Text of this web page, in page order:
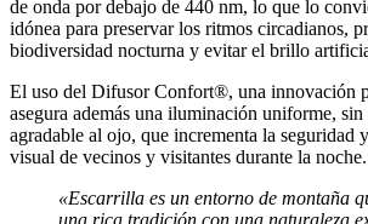
de onda por debajo de 440 nm, lo que lo
idónea para preservar los ritmos circadianos,
biodiversidad nocturna y evitar el brillo
El uso del Difusor Confort®, una innovación
asegura además una iluminación uniforme,
agradable al ojo, que incrementa la seguridad
visual de vecinos y visitantes durante la noche.
«Escarrilla es un entorno de montaña